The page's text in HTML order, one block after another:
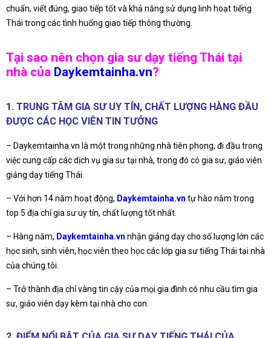
chuẩn, viết đúng, giao tiếp tốt và khả năng sử dụng linh hoạt tiếng
Thái trong các tình huống giao tiếp thông thường.
Tại sao nên chọn gia sư dạy tiếng Thái tại
nhà của Daykemtainha.vn?
1. TRUNG TÂM GIA SƯ UY TÍN, CHẤT LƯỢNG HÀNG ĐẦU
ĐƯỢC CÁC HỌC VIÊN TIN TƯỞNG
– Daykemtainha.vn là một trong những nhà tiên phong, đi đầu trong
việc cung cấp các dịch vụ gia sư tại nhà, trong đó có gia sư, giáo viên
giảng dạy tiếng Thái.
– Với hơn 14 năm hoạt động, Daykemtainha.vn tự hào nằm trong
top 5 địa chỉ gia sư uy tín, chất lượng tốt nhất.
– Hàng năm, Daykemtainha.vn nhận giảng dạy cho số lượng lớn các
học sinh, sinh viên, học viên theo học các lớp gia sư tiếng Thái tại nhà
của chúng tôi.
– Trở thành địa chỉ vàng tin cậy của mọi gia đình có nhu cầu tìm gia
sư, giáo viên dạy kèm tại nhà cho con.